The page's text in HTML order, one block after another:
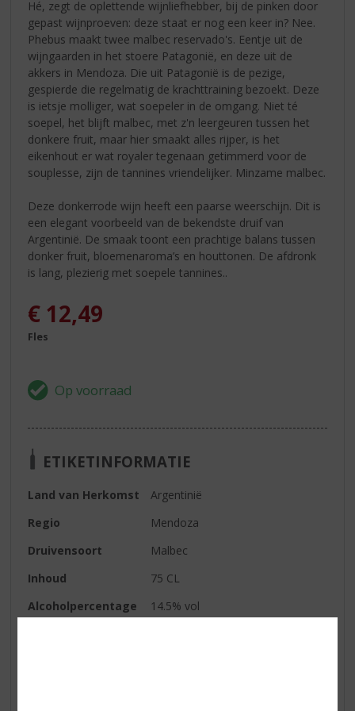
Hé, zegt de oplettende wijnliefhebber, bij de pinken door
gepast wijnproeven: deze staat er nog een keer in? Nee.
Phebus maakt twee malbec reservado's. Eentje uit de
wijngaarden in het stoere Patagonië, en deze uit de
akkers in Mendoza. Die uit Patagonië is de pezige,
gespierde die regelmatig de krachttraining bezoekt. Deze
is ietsje molliger, wat soepeler in de omgang. Niet té
soepel, het blijft malbec, met z'n leergeuren tussen het
donkere fruit, maar hier smaakt alles rijper, is het
eikenhout er wat royaler tegenaan getimmerd voor de
souplesse, zijn de tannines vriendelijker. Minzame malbec.
Deze donkerrode wijn heeft een paarse weerschijn. Dit is
een elegant voorbeeld van de bekendste druif van
Argentinië. De smaak toont een prachtige balans tussen
donker fruit, bloemenaroma’s en houttonen. De afdronk
is lang, plezierig met soepele tannines..
€ 12,49
Fles
ETIKETINFORMATIE
Land van Herkomst
Argentinië
Regio
Mendoza
Druivensoort
Malbec
Inhoud
75 CL
Alcoholpercentage
14.5% vol